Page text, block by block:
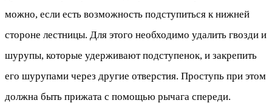
можно, если есть возможность подступиться к нижней
стороне лестницы. Для этого необходимо удалить гвозди и
шурупы, которые удерживают подступенок, и закрепить
его шурупами через другие отверстия. Проступь при этом
должна быть прижата с помощью рычага спереди.